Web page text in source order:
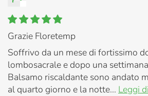
Grazie Floretemp
Soffrivo da un mese di fortissimo
lombosacrale e dopo una
Balsamo riscaldante sono andato
al quarto giorno e la notte... Leggi